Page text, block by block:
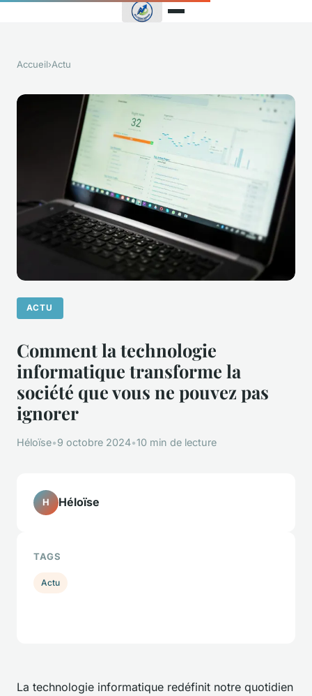
Accueil›Actu
ACTU
Comment la technologie
informatique transforme la
société que vous ne pouvez pas
ignorer
Héloïse•9 octobre 2024•10 min de lecture
La technologie informatique redéfinit notre quotidien
H Héloïse
TAGS
Actu